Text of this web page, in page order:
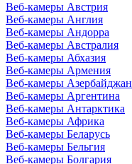
Веб-камеры Австрия
Веб-камеры Англия
Веб-камеры Андорра
Веб-камеры Австралия
Веб-камеры Абхазия
Веб-камеры Армения
Веб-камеры Азербайджан
Веб-камеры Аргентина
Веб-камеры Антарктика
Веб-камеры Африка
Веб-камеры Беларусь
Веб-камеры Бельгия
Веб-камеры Болгария